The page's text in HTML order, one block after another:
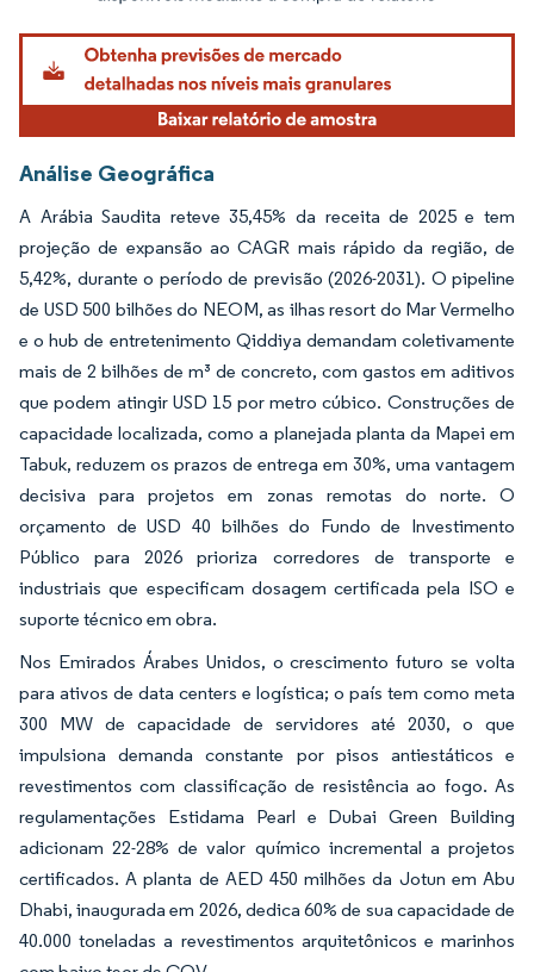
Análise Geográfica
A Arábia Saudita reteve 35,45% da receita de 2025 e tem
projeção de expansão ao CAGR mais rápido da região, de
5,42%, durante o período de previsão (2026-2031). O pipeline
de USD 500 bilhões do NEOM, as ilhas resort do Mar Vermelho
e o hub de entretenimento Qiddiya demandam coletivamente
mais de 2 bilhões de m³ de concreto, com gastos em aditivos
que podem atingir USD 15 por metro cúbico. Construções de
capacidade localizada, como a planejada planta da Mapei em
Tabuk, reduzem os prazos de entrega em 30%, uma vantagem
decisiva para projetos em zonas remotas do norte. O
orçamento de USD 40 bilhões do Fundo de Investimento
Público para 2026 prioriza corredores de transporte e
industriais que especificam dosagem certificada pela ISO e
suporte técnico em obra.
Nos Emirados Árabes Unidos, o crescimento futuro se volta
para ativos de data centers e logística; o país tem como meta
300 MW de capacidade de servidores até 2030, o que
impulsiona demanda constante por pisos antiestáticos e
revestimentos com classificação de resistência ao fogo. As
regulamentações Estidama Pearl e Dubai Green Building
adicionam 22-28% de valor químico incremental a projetos
certificados. A planta de AED 450 milhões da Jotun em Abu
Dhabi, inaugurada em 2026, dedica 60% de sua capacidade de
40.000 toneladas a revestimentos arquitetônicos e marinhos